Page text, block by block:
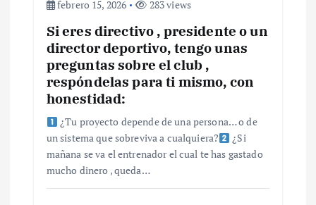
febrero 15, 2026
283 views
Si eres directivo , presidente o un
director deportivo, tengo unas
preguntas sobre el club ,
respóndelas para ti mismo, con
honestidad:
¿Tu proyecto depende de una persona… o de
un sistema que sobreviva a cualquiera?
¿Si
mañana se va el entrenador el cual te has gastado
mucho dinero , queda…